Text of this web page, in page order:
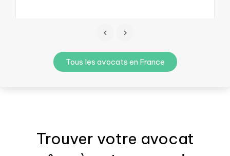
Tous les avocats en France
Trouver votre avocat